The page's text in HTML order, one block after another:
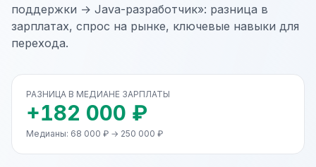
поддержки → Java-разработчик»: разница в
зарплатах, спрос на рынке, ключевые навыки для
перехода.
РАЗНИЦА В МЕДИАНЕ ЗАРПЛАТЫ
+182 000 ₽
Медианы: 68 000 ₽ → 250 000 ₽